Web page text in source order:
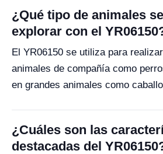
¿Qué tipo de animales
explorar con el
El YR06150 se utiliza para
animales de compañía como
en grandes animales como
¿Cuáles son las
destacadas del